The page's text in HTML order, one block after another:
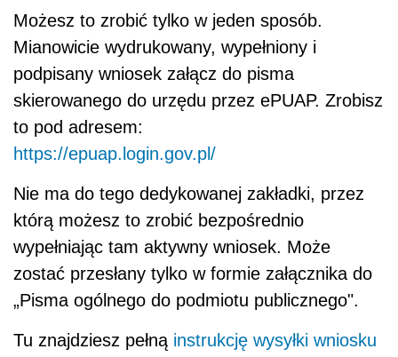
Możesz to zrobić tylko w jeden sposób.
Mianowicie wydrukowany, wypełniony i
podpisany wniosek załącz do pisma
skierowanego do urzędu przez ePUAP. Zrobisz
to pod adresem:
https://epuap.login.gov.pl/
Nie ma do tego dedykowanej zakładki, przez
którą możesz to zrobić bezpośrednio
wypełniając tam aktywny wniosek. Może
zostać przesłany tylko w formie załącznika do
„Pisma ogólnego do podmiotu publicznego".
Tu znajdziesz pełną instrukcję wysyłki wniosku